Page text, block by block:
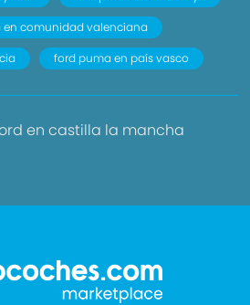
en comunidad valenciana
ford puma en país vasco
en castilla la mancha